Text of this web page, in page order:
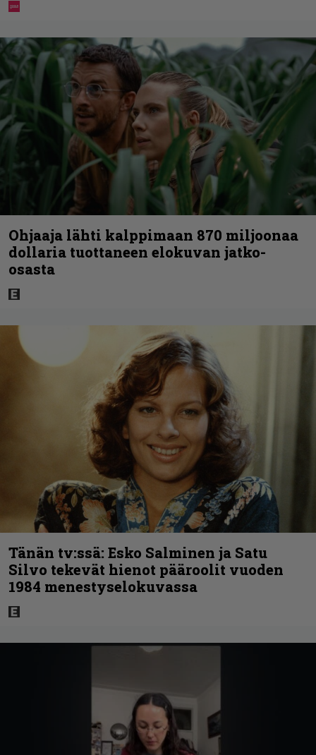
Ohjaaja lähti kalppimaan 870 miljoonaa
dollaria tuottaneen elokuvan jatko-
osasta
Tänän tv:ssä: Esko Salminen ja Satu
Silvo tekevät hienot pääroolit vuoden
1984 menestyselokuvassa